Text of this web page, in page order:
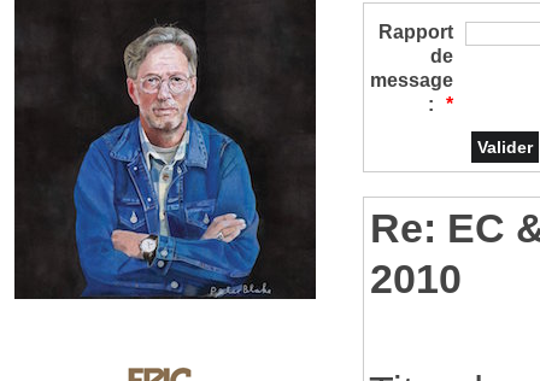
Rapport
de
message
:
*
Re: EC
2010